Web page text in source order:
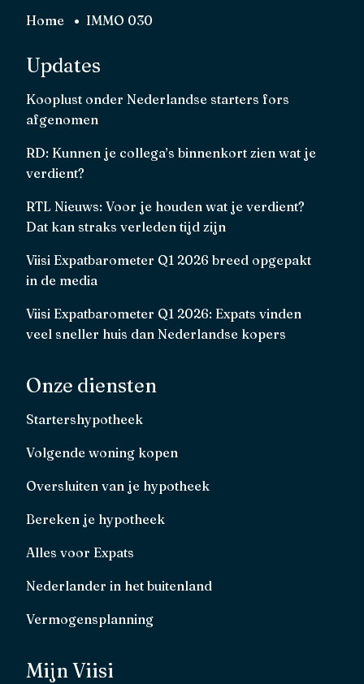
Home IMMO 030
Updates
Kooplust onder Nederlandse starters fors
afgenomen
RD: Kunnen je collega’s binnenkort zien wat je
verdient?
RTL Nieuws: Voor je houden wat je verdient?
Dat kan straks verleden tijd zijn
Viisi Expatbarometer Q1 2026 breed opgepakt
in de media
Viisi Expatbarometer Q1 2026: Expats vinden
veel sneller huis dan Nederlandse kopers
Onze diensten
Startershypotheek
Volgende woning kopen
Oversluiten van je hypotheek
Bereken je hypotheek
Alles voor Expats
Nederlander in het buitenland
Vermogensplanning
Mijn Viisi